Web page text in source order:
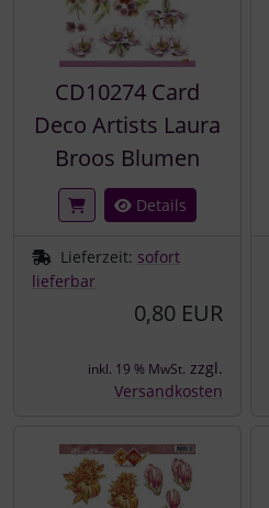
CD10274 Card
Deco Artists Laura
Broos Blumen
Details
Lieferzeit: sofort
lieferbar
0,80 EUR
inkl. 19 % MwSt. zzgl.
Versandkosten